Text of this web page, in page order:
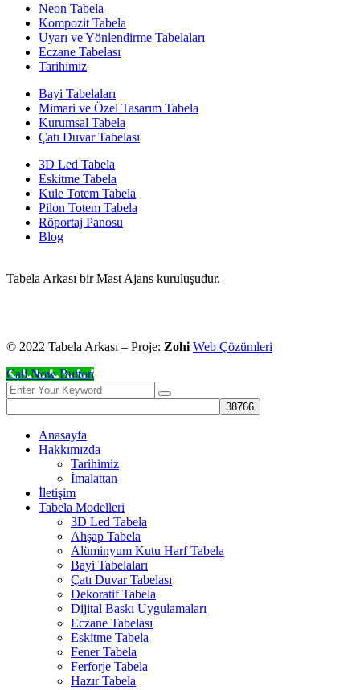
Neon Tabela
Kompozit Tabela
Uyarı ve Yönlendirme Tabelaları
Eczane Tabelası
Tarihimiz
Bayi Tabelaları
Mimari ve Özel Tasarım Tabela
Kurumsal Tabela
Çatı Duvar Tabelası
3D Led Tabela
Eskitme Tabela
Kule Totem Tabela
Pilon Totem Tabela
Röportaj Panosu
Blog
Tabela Arkası bir Mast Ajans kuruluşudur.
© 2022 Tabela Arkası – Proje: Zohi Web Çözümleri
Call Now Button
Anasayfa
Hakkımızda
Tarihimiz
İmalattan
İletişim
Tabela Modelleri
3D Led Tabela
Ahşap Tabela
Alüminyum Kutu Harf Tabela
Bayi Tabelaları
Çatı Duvar Tabelası
Dekoratif Tabela
Dijital Baskı Uygulamaları
Eczane Tabelası
Eskitme Tabela
Fener Tabela
Ferforje Tabela
Hazır Tabela